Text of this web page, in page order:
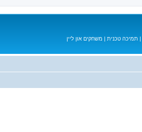
| תמיכה טכנית | משחקים און ליין